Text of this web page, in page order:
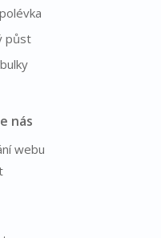
půst
nás
webu